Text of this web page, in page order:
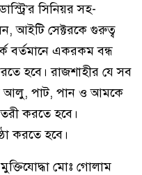
সিনিয়র সহ-
আইটি সেক্টরকে গুরুত্ব
বর্তমানে একরকম বন্ধ
হবে। রাজশাহীর যে সব
আলু, পাট, পান ও আমকে
করতে হবে।
করতে হবে।
মোঃ গোলাম